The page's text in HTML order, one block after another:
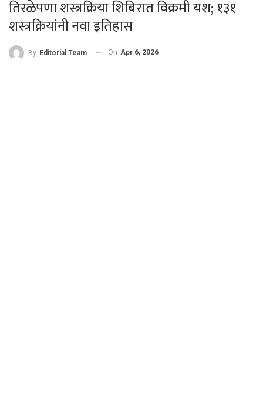
तिरळेपणा शस्त्रक्रिया शिबिरात विक्रमी यश; १३१
शस्त्रक्रियांनी नवा इतिहास
By Editorial Team On Apr 6, 2026